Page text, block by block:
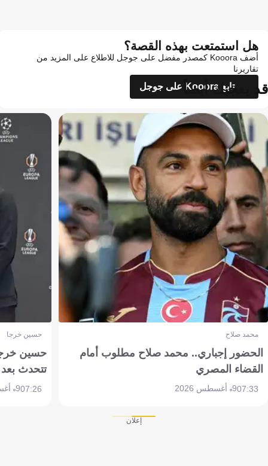
هل استمتعت بهذه القصة؟
أضف Kooora كمصدر مفضل على جوجل للاطلاع على المزيد من
تقاريرنا
تابع Kooora على جوجل
قد يعجبك أيضاً
محمد صلاح
الحضور إجباري.. محمد صلاح مطلوب أمام
القضاء المصري
07:339 أغسطس 2026
حسين خرجا
حسين
تتحدث
07:269 أغسطس 2026
إعلان